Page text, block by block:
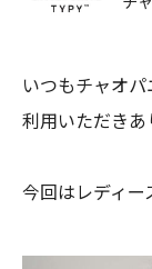
いつもチャオ
利用いただきあ
今回はレディー